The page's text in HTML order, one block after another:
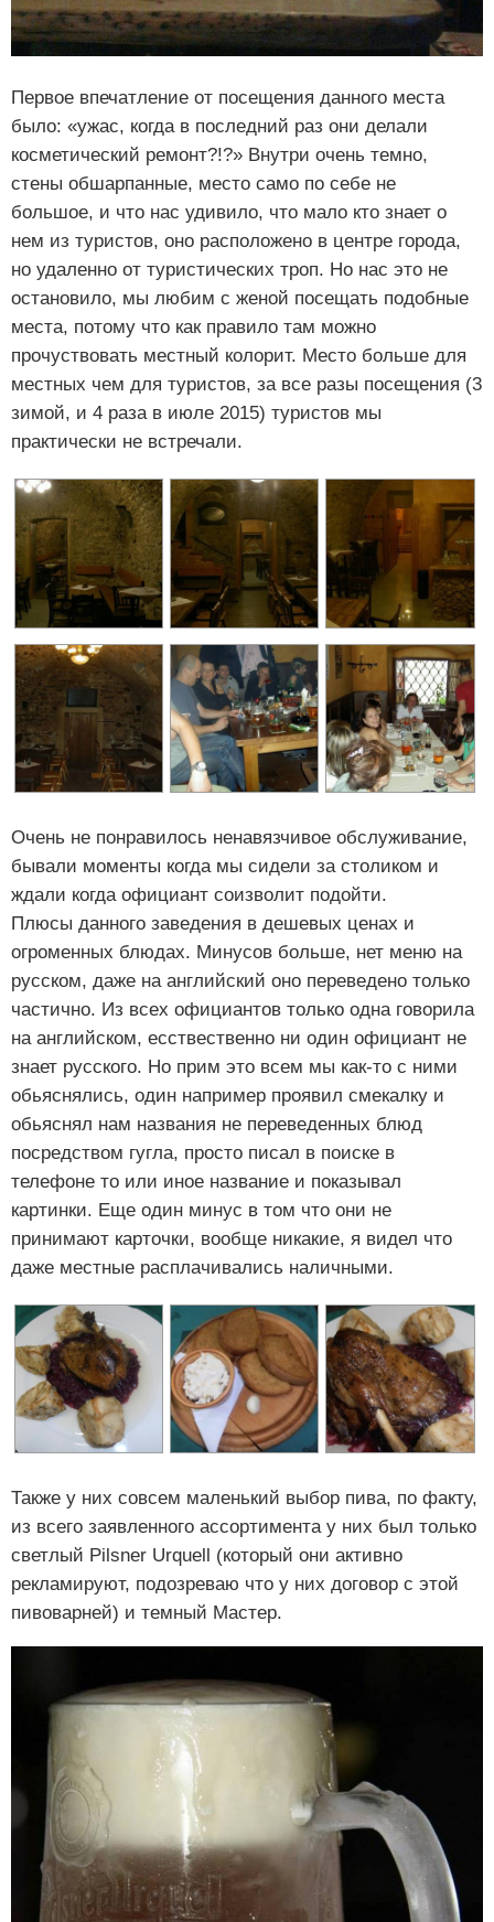
Первое впечатление от посещения данного места
было: «ужас, когда в последний раз они делали
косметический ремонт?!?» Внутри очень темно,
стены обшарпанные, место само по себе не
большое, и что нас удивило, что мало кто знает о
нем из туристов, оно расположено в центре города,
но удаленно от туристических троп. Но нас это не
остановило, мы любим с женой посещать подобные
места, потому что как правило там можно
прочуствовать местный колорит. Место больше для
местных чем для туристов, за все разы посещения (3
зимой, и 4 раза в июле 2015) туристов мы
практически не встречали.
Очень не понравилось ненавязчивое обслуживание,
бывали моменты когда мы сидели за столиком и
ждали когда официант соизволит подойти.
Плюсы данного заведения в дешевых ценах и
огроменных блюдах. Минусов больше, нет меню на
русском, даже на английский оно переведено только
частично. Из всех официантов только одна говорила
на английском, есствественно ни один официант не
знает русского. Но прим это всем мы как-то с ними
обьяснялись, один например проявил смекалку и
обьяснял нам названия не переведенных блюд
посредством гугла, просто писал в поиске в
телефоне то или иное название и показывал
картинки. Еще один минус в том что они не
принимают карточки, вообще никакие, я видел что
даже местные расплачивались наличными.
Также у них совсем маленький выбор пива, по факту,
из всего заявленного ассортимента у них был только
светлый Pilsner Urquell (который они активно
рекламируют, подозреваю что у них договор с этой
пивоварней) и темный Мастер.